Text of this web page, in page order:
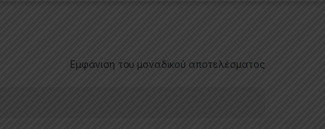
Εμφάνιση του μοναδικού αποτελέσματος